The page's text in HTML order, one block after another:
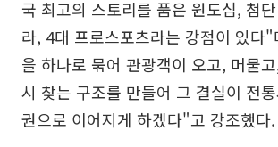
국 최고의 스토리를 품은 원도심, 첨
라, 4대 프로스포츠라는 강점이 있다
을 하나로 묶어 관광객이 오고, 머물
시 찾는 구조를 만들어 그 결실이 전
권으로 이어지게 하겠다"고 강조했다.